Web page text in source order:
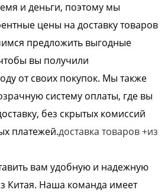
и деньги, поэтому мы
цены на доставку товаров
предложить выгодные
вы получили
от своих покупок. Мы также
систему оплаты, где вы
без скрытых комиссий
платежей.доставка товаров +из
вам удобную и надежную
Китая. Наша команда имеет